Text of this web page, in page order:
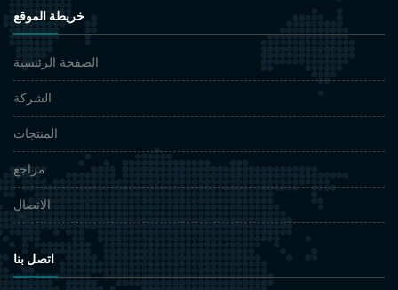
خريطة الموقع
الصفحة الرئيسية
الشركة
المنتجات
مراجع
الاتصال
اتصل بنا